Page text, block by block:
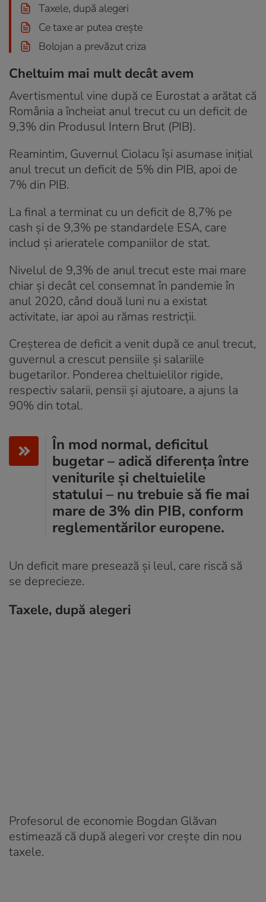
Taxele, după alegeri
Ce taxe ar putea crește
Bolojan a prevăzut criza
Cheltuim mai mult decât avem
Avertismentul vine după ce Eurostat a arătat că
România a încheiat anul trecut cu un deficit de
9,3% din Produsul Intern Brut (PIB).
Reamintim, Guvernul Ciolacu își asumase inițial
anul trecut un deficit de 5% din PIB, apoi de
7% din PIB.
La final a terminat cu un deficit de 8,7% pe
cash și de 9,3% pe standardele ESA, care
includ și arieratele companiilor de stat.
Nivelul de 9,3% de anul trecut este mai mare
chiar și decât cel consemnat în pandemie în
anul 2020, când două luni nu a existat
activitate, iar apoi au rămas restricții.
Creșterea de deficit a venit după ce anul trecut,
guvernul a crescut pensiile și salariile
bugetarilor. Ponderea cheltuielilor rigide,
respectiv salarii, pensii și ajutoare, a ajuns la
90% din total.
În mod normal, deficitul
bugetar – adică diferența între
veniturile și cheltuielile
statului – nu trebuie să fie mai
mare de 3% din PIB, conform
reglementărilor europene.
Un deficit mare presează și leul, care riscă să
se deprecieze.
Taxele, după alegeri
Profesorul de economie Bogdan Glăvan
estimează că după alegeri vor crește din nou
taxele.